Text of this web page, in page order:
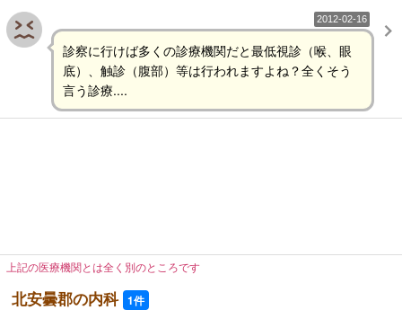
2012-02-16
診察に行けば多くの診療機関だと最低視診（喉、眼
底）、触診（腹部）等は行われますよね？全くそう
言う診療....
上記の医療機関とは全く別のところです
北安曇郡の内科 1件